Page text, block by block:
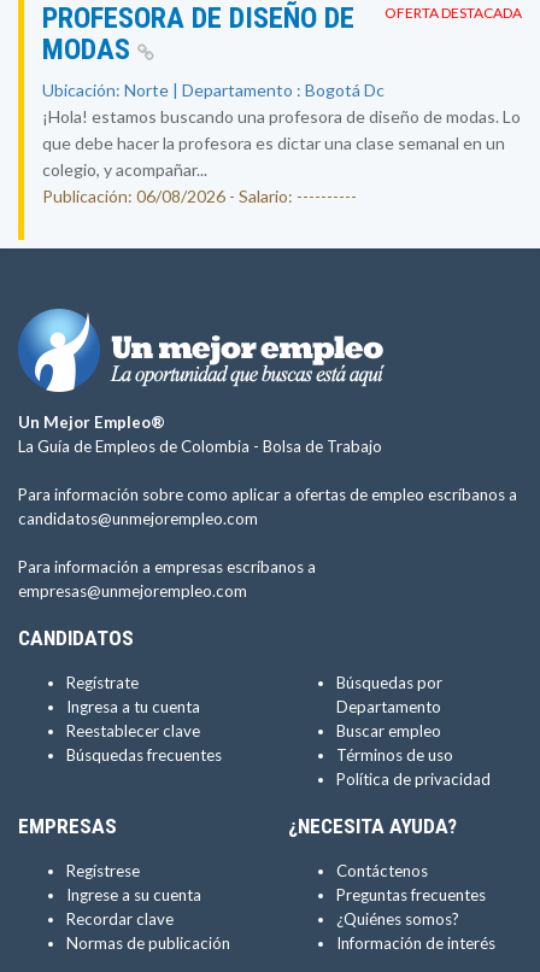
OFERTA DESTACADA
PROFESORA DE DISEÑO DE
MODAS
Ubicación: Norte | Departamento : Bogotá Dc
¡Hola! estamos buscando una profesora de diseño de modas. Lo
que debe hacer la profesora es dictar una clase semanal en un
colegio, y acompañar...
Publicación: 06/08/2026 - Salario: ----------
Un Mejor Empleo®
La Guía de Empleos de Colombia - Bolsa de Trabajo
Para información sobre como aplicar a ofertas de empleo escríbanos a
candidatos@unmejorempleo.com
Para información a empresas escríbanos a
empresas@unmejorempleo.com
CANDIDATOS
Regístrate
Ingresa a tu cuenta
Reestablecer clave
Búsquedas frecuentes
Búsquedas por
Departamento
Buscar empleo
Términos de uso
Política de privacidad
EMPRESAS
Regístrese
Ingrese a su cuenta
Recordar clave
Normas de publicación
¿NECESITA AYUDA?
Contáctenos
Preguntas frecuentes
¿Quiénes somos?
Información de interés